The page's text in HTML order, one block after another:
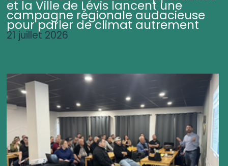
et la Ville de Lévis lancent une
campagne régionale audacieuse
pour parler de climat autrement
21 juillet 2026